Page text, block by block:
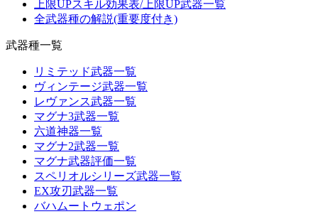
上限UPスキル効果表/上限UP武器一覧
全武器種の解説(重要度付き)
武器種一覧
リミテッド武器一覧
ヴィンテージ武器一覧
レヴァンス武器一覧
マグナ3武器一覧
六道神器一覧
マグナ2武器一覧
マグナ武器評価一覧
スペリオルシリーズ武器一覧
EX攻刃武器一覧
バハムートウェポン